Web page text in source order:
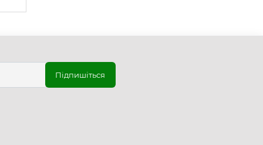
Підпишіться